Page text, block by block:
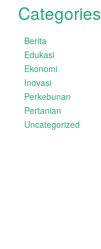
Categories
Berita
Edukasi
Ekonomi
Inovasi
Perkebunan
Pertanian
Uncategorized